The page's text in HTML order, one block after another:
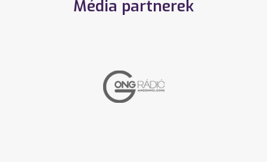
Média partnerek